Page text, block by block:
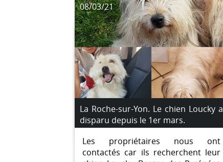
08/03/21
La Roche-sur-Yon. Le chien Loucky a
disparu depuis le 1er mars.
Les propriétaires nous ont
contactés car ils recherchent leur